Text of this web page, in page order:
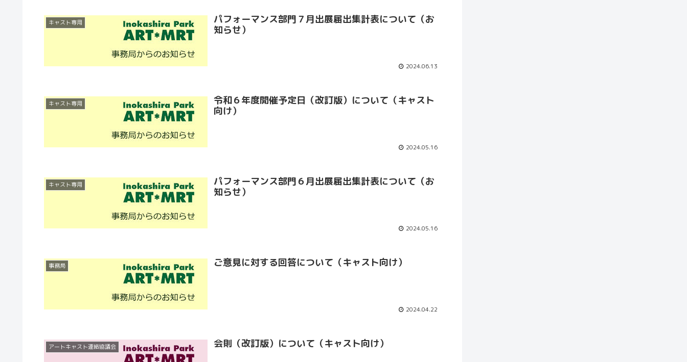
キャスト専用
パフォーマンス部門７月出展届出集計表について（お
知らせ）
2024.06.13
キャスト専用
令和６年度開催予定日（改訂版）について（キャスト
向け）
2024.05.16
キャスト専用
パフォーマンス部門６月出展届出集計表について（お
知らせ）
2024.05.16
事務局 ご意見に対する回答について（キャスト向け）
2024.04.22
アートキャスト連絡協議会 会則（改訂版）について（キャスト向け）